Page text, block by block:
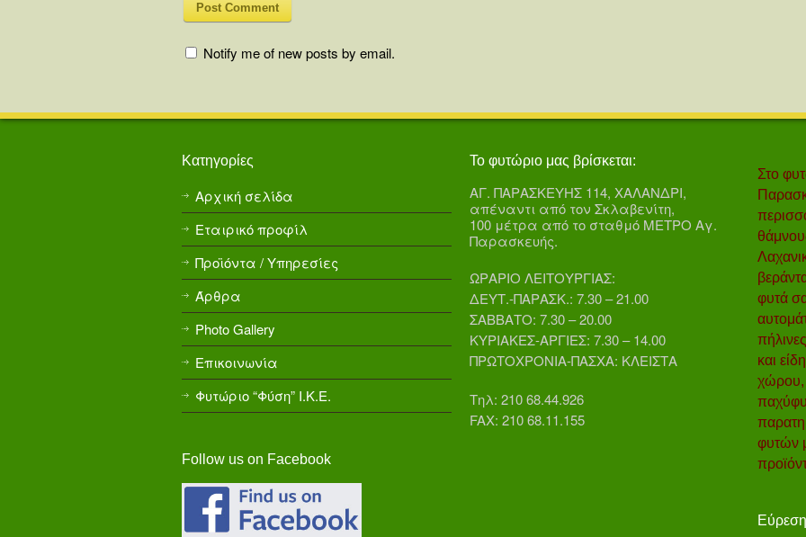
Notify me of new posts by email.
Κατηγορίες
Αρχική σελίδα
Εταιρικό προφίλ
Προϊόντα / Υπηρεσίες
Άρθρα
Photo Gallery
Επικοινωνία
Φυτώριο “Φύση” Ι.Κ.Ε.
Follow us on Facebook
Το φυτώριο μας βρίσκεται:
ΑΓ. ΠΑΡΑΣΚΕΥΗΣ 114, ΧΑΛΑΝΔΡΙ,
απέναντι από τον Σκλαβενίτη,
100 μέτρα από το σταθμό ΜΕΤΡΟ Αγ.
Παρασκευής.
ΩΡΑΡΙΟ ΛΕΙΤΟΥΡΓΙΑΣ:
ΔΕΥΤ.-ΠΑΡΑΣΚ.: 7.30 – 21.00
ΣΑΒΒΑΤΟ: 7.30 – 20.00
ΚΥΡΙΑΚΕΣ-ΑΡΓΙΕΣ: 7.30 – 14.00
ΠΡΩΤΟΧΡΟΝΙΑ-ΠΑΣΧΑ: ΚΛΕΙΣΤΑ
Τηλ: 210 68.44.926
FAX: 210 68.11.155
Στο
φυτά
και
χώρου,
φυτών
Εύρεση